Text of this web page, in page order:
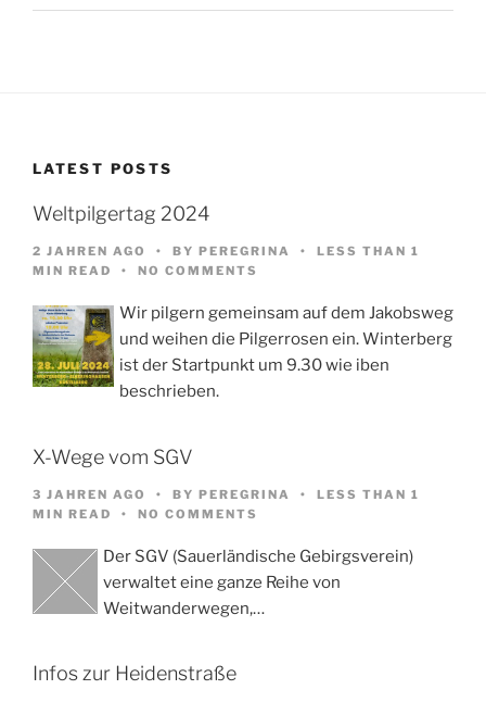
LATEST POSTS
Weltpilgertag 2024
2 JAHREN AGO BY PEREGRINA
LESS THAN 1
MIN READ
NO COMMENTS
Wir pilgern gemeinsam auf dem Jakobsweg
und weihen die Pilgerrosen ein. Winterberg
ist der Startpunkt um 9.30 wie iben
beschrieben.
X-Wege vom SGV
3 JAHREN AGO BY PEREGRINA
LESS THAN 1
MIN READ
NO COMMENTS
Der SGV (Sauerländische Gebirgsverein)
verwaltet eine ganze Reihe von
Weitwanderwegen,…
Infos zur Heidenstraße